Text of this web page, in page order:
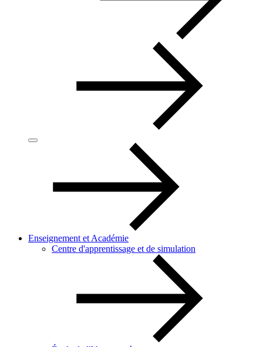
Enseignement et Académie
Centre d'apprentissage et de simulation